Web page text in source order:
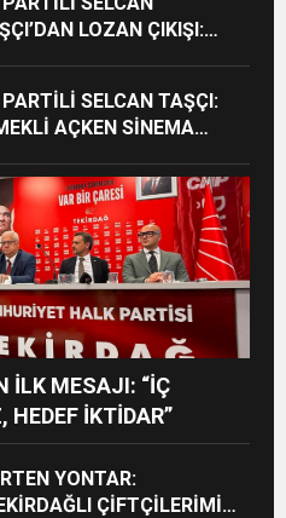
LOZAN ÇIKIŞI:
SELCAN TAŞÇI:
AÇKEN SİNEMA
İLK MESAJI: “İÇ
HEDEF İKTİDAR”
YONTAR:
ÇİFTÇİLERİMİZİ